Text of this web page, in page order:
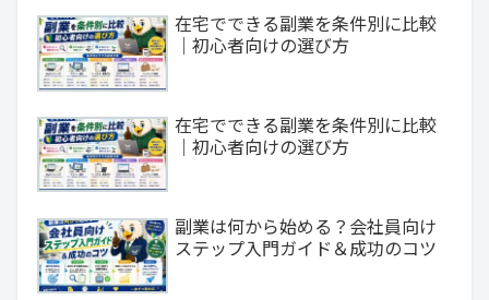
在宅でできる副業を条件別に比較
｜初心者向けの選び方
在宅でできる副業を条件別に比較
｜初心者向けの選び方
副業は何から始める？会社員向け
ステップ入門ガイド＆成功のコツ